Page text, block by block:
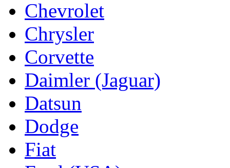
Chevrolet
Chrysler
Corvette
Daimler (Jaguar)
Datsun
Dodge
Fiat